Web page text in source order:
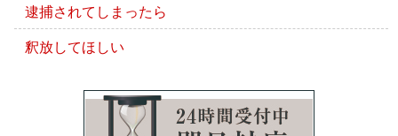
逮捕されてしまったら
釈放してほしい